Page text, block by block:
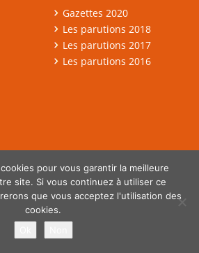
Gazettes 2020
Les parutions 2018
Les parutions 2017
Les parutions 2016
CFDT - Tous droits réservés -
pour vous garantir la meilleure
site. Si vous continuez à utiliser ce
que vous acceptez l'utilisation des
cookies.